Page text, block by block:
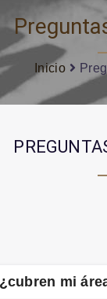
Inicio
mi